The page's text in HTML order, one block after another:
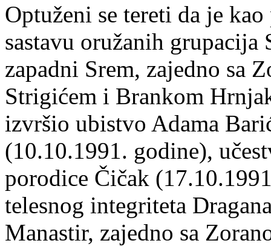
Optuženi se tereti da je
sastavu oružanih
zapadni Srem, zajedno sa
Strigićem i Brankom
izvršio ubistvo Adama
(10.10.1991. godine),
porodice Čičak
telesnog integriteta
Manastir, zajedno sa